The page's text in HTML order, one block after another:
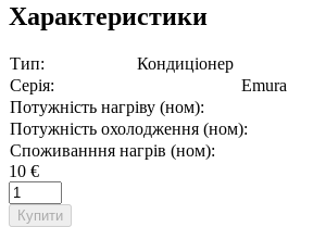
Характеристики
Тип:
Кондиціонер
Серія:
Emura
Потужність нагріву (ном):
Потужність охолодження (ном):
Споживанння нагрів (ном):
10 €
Купити